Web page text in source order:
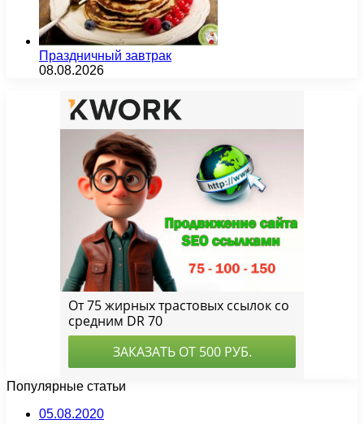
Праздничный завтрак
08.08.2026
Популярные статьи
05.08.2020